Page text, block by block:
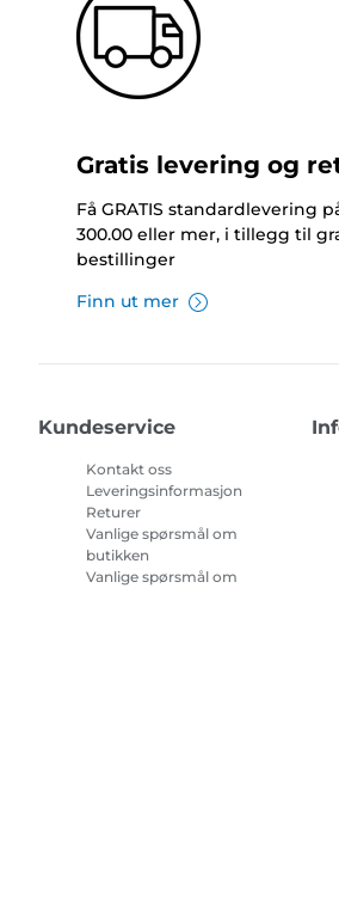
Gratis levering og
Få GRATIS standardlevering
300.00 eller mer, i tillegg til
bestillinger
Finn ut mer
Kundeservice
Kontakt oss
Leveringsinformasjon
Returer
Vanlige spørsmål om
butikken
Vanlige spørsmål om